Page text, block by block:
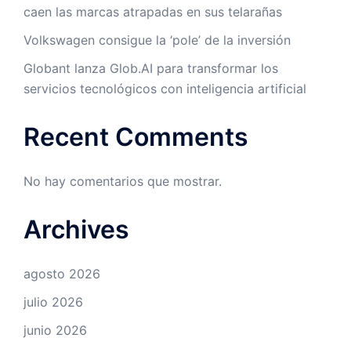
caen las marcas atrapadas en sus telarañas
Volkswagen consigue la ‘pole’ de la inversión
Globant lanza Glob.AI para transformar los
servicios tecnológicos con inteligencia artificial
Recent Comments
No hay comentarios que mostrar.
Archives
agosto 2026
julio 2026
junio 2026